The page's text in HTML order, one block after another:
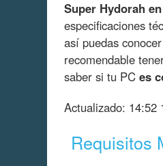
Super Hydorah
especificaciones
así puedas
recomendable
saber si tu PC es
Actualizado: 14:52
Requisitos